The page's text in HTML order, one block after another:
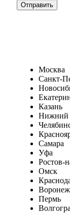
Москва
Санкт-
Казань
Нижний
Самара
Уфа
Ростов-
Омск
Воронеж
Пермь